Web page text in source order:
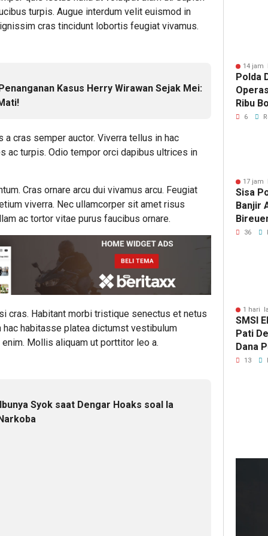
turpis. Augue interdum velit euismod in
cras tincidunt lobortis feugiat vivamus.
Kasus Herry Wirawan Sejak Mei:
cras semper auctor. Viverra tellus in hac
ac turpis. Odio tempor orci dapibus ultrices in
Cras ornare arcu dui vivamus arcu. Feugiat
viverra. Nec ullamcorper sit amet risus
ac tortor vitae purus faucibus ornare.
cras. Habitant morbi tristique senectus et netus
habitasse platea dictumst vestibulum
Mollis aliquam ut porttitor leo a.
Syok saat Dengar Hoaks soal Ia
14 jam
Polda
Ribu
6
17 jam
Sisa
Banjir
36
1 hari
SMSI
Pati
Dana
Hanya
13